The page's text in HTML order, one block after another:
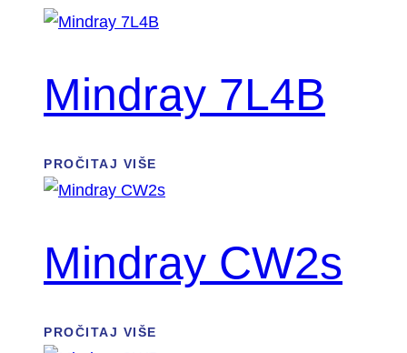
Mindray 7L4B
PROČITAJ VIŠE
Mindray CW2s
PROČITAJ VIŠE